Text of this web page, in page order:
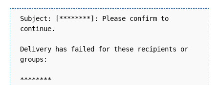
Subject: [********]: Please confirm to
continue.
Delivery has failed for these recipients or
groups:
********